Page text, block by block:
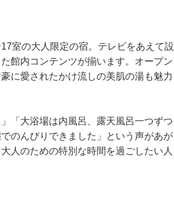
室の大人限定の宿。テレビをあえて設
館内コンテンツが揃います。オープン
に愛されたかけ流しの美肌の湯も魅力
「大浴場は内風呂、露天風呂一つずつ
のんびりできました」という声があが
人のための特別な時間を過ごしたい人